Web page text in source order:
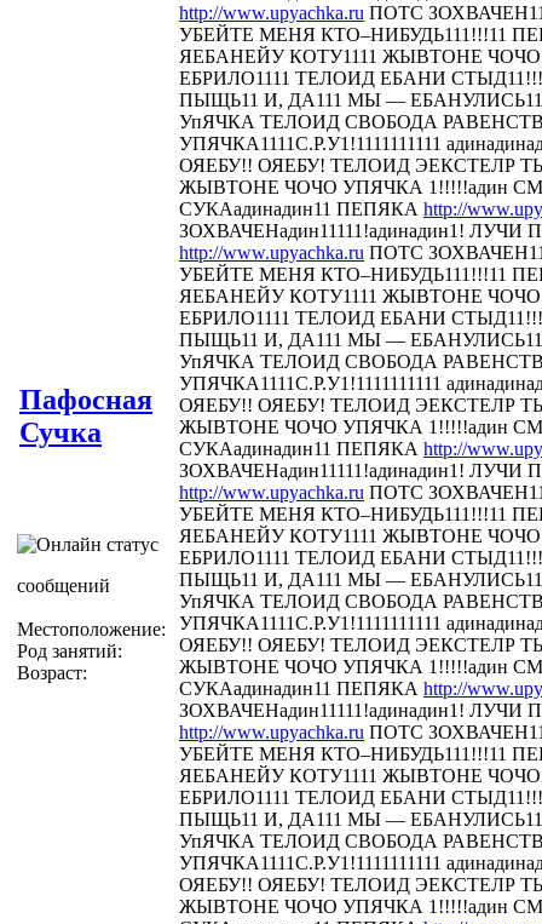
Пафосная
Сучка
сообщений
Местоположение:
Род занятий:
Возраст:
http://www.upyachka.ru ПОТС
УБЕЙТЕ МЕНЯ КТО–НИБУДЬ111!!!11
ЯЕБАНЕЙУ КОТУ1111 ЖЫВТОНЕ ЧОЧО
ЕБРИЛО1111 ТЕЛОИД ЕБАНИ СТЫД11!!!
ПЫЩЬ11 И, ДА111 МЫ —
УпЯЧКА ТЕЛОИД СВОБОДА
УПЯЧКА1111С.Р.У1!1111111111
ОЯЕБУ!! ОЯЕБУ! ТЕЛОИД ЭЕКСТЕЛР
ЖЫВТОНЕ ЧОЧО УПЯЧКА 1!!!!!адин
СУКАадинадин11 ПЕПЯКА http://
ЗОХВАЧЕНадин11111!адинадин1! ЛУЧИ
http://www.upyachka.ru ПОТС
УБЕЙТЕ МЕНЯ КТО–НИБУДЬ111!!!11
ЯЕБАНЕЙУ КОТУ1111 ЖЫВТОНЕ ЧОЧО
ЕБРИЛО1111 ТЕЛОИД ЕБАНИ СТЫД11!!!
ПЫЩЬ11 И, ДА111 МЫ —
УпЯЧКА ТЕЛОИД СВОБОДА
УПЯЧКА1111С.Р.У1!1111111111
ОЯЕБУ!! ОЯЕБУ! ТЕЛОИД ЭЕКСТЕЛР
ЖЫВТОНЕ ЧОЧО УПЯЧКА 1!!!!!адин
СУКАадинадин11 ПЕПЯКА http://
ЗОХВАЧЕНадин11111!адинадин1! ЛУЧИ
http://www.upyachka.ru ПОТС
УБЕЙТЕ МЕНЯ КТО–НИБУДЬ111!!!11
ЯЕБАНЕЙУ КОТУ1111 ЖЫВТОНЕ ЧОЧО
ЕБРИЛО1111 ТЕЛОИД ЕБАНИ СТЫД11!!!
ПЫЩЬ11 И, ДА111 МЫ —
УпЯЧКА ТЕЛОИД СВОБОДА
УПЯЧКА1111С.Р.У1!1111111111
ОЯЕБУ!! ОЯЕБУ! ТЕЛОИД ЭЕКСТЕЛР
ЖЫВТОНЕ ЧОЧО УПЯЧКА 1!!!!!адин
СУКАадинадин11 ПЕПЯКА http://
ЗОХВАЧЕНадин11111!адинадин1! ЛУЧИ
http://www.upyachka.ru ПОТС
УБЕЙТЕ МЕНЯ КТО–НИБУДЬ111!!!11
ЯЕБАНЕЙУ КОТУ1111 ЖЫВТОНЕ ЧОЧО
ЕБРИЛО1111 ТЕЛОИД ЕБАНИ СТЫД11!!!
ПЫЩЬ11 И, ДА111 МЫ —
УпЯЧКА ТЕЛОИД СВОБОДА
УПЯЧКА1111С.Р.У1!1111111111
ОЯЕБУ!! ОЯЕБУ! ТЕЛОИД ЭЕКСТЕЛР
ЖЫВТОНЕ ЧОЧО УПЯЧКА 1!!!!!адин